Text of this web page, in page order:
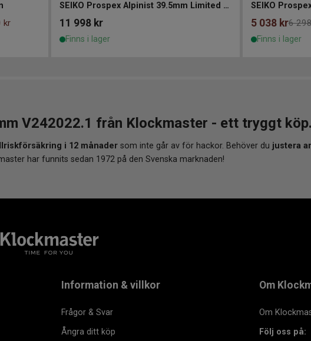
kr
SEIKO Prospex Alpinist 39.5mm Limited Edition
11 998 kr
Finns i lager
SEIKO
5 038 kr6
Finns i lager
V242022.1 från Klockmaster - ett tryggt köp.
i 12 månader som inte går av för hackor. Behöver du justera
har funnits sedan 1972 på den Svenska marknaden!
Information & villkor
Frågor & Svar
Ångra ditt köp
Om
Om
Följ oss på: